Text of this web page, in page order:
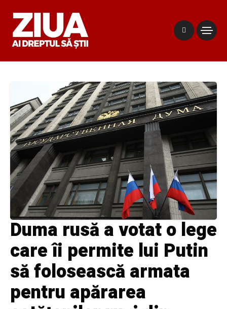
Duma rusă a votat o lege
care îi permite lui Putin
să folosească armata
pentru apărarea